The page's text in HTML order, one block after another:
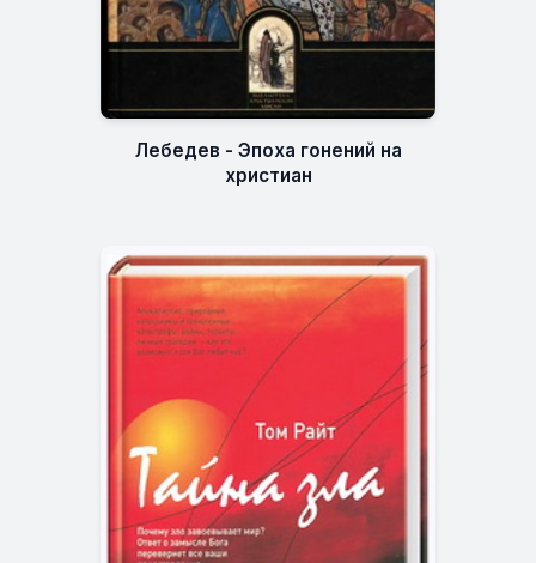
Лебедев - Эпоха гонений на
христиан